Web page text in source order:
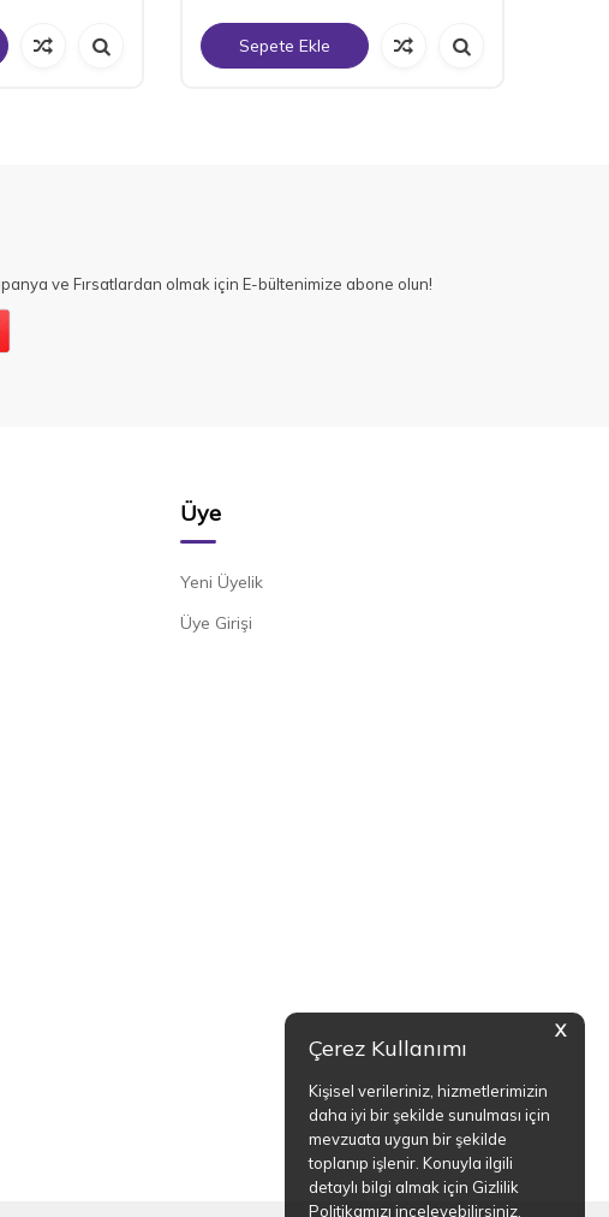
X
Çerez Kullanımı
Kişisel verileriniz, hizmetlerimizin
daha iyi bir şekilde sunulması için
mevzuata uygun bir şekilde
toplanıp işlenir. Konuyla ilgili
detaylı bilgi almak için Gizlilik
Politikamızı inceleyebilirsiniz.
Sepete Ekle
ve Fırsatlardan olmak için E-bültenimize abone olun!
Üye
Yeni Üyelik
Üye Girişi